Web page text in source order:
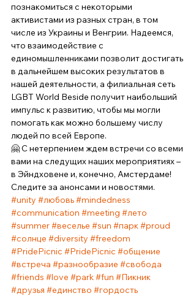
познакомиться с некоторыми
активистами из разных стран, в том
числе из Украины и Венгрии. Надеемся,
что взаимодействие с
единомышленниками позволит достигать
в дальнейшем высоких результатов в
нашей деятельности, а филиальная сеть
LGBT World Beside получит наибольший
импульс к развитию, чтобы мы могли
помогать как можно большему числу
людей по всей Европе.
🤗 С нетерпением ждем встречи со всеми
вами на следущих наших мероприятиях –
в Эйндховене и, конечно, Амстердаме!
Следите за анонсами и новостями.
#unity #любовь#mindedness
#communication #meeting #лето
#summer#веселье #sun #парк#proud
#солнце #diversity #freedom
#PridePicnic #PridePicnic #общение
#встреча #разнообразие #свобода
#friends #love #park#fun #Пикник
#друзья #единство #гордость